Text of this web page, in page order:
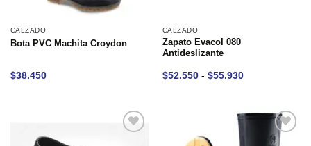
CALZADO
Bota PVC Machita Croydon
$38.450
CALZADO
Zapato Evacol 080
Antideslizante
$52.550 - $55.930Rango
$52.550
hasta
$55.930